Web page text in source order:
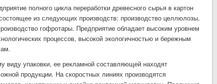
полного цикла переработки древесного сырья в картон
из следующих производств: производство целлюлозы,
гофротары. Предприятие обладает высоким уровнем
процессов, высокой экологичностью и бережным
виду упаковки, ее рекламной составляющей находят
продукции. На скоростных линиях производятся